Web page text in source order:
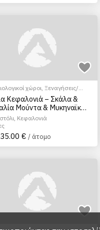
χώροι, Ξεναγήσεις/
Πολιτιστικά - Πολιτισμικά
Κεφαλονιά – Σκάλα &
Μούντα & Μυκηναϊκοί
Κεφαλονιά
35.00 € / άτομο